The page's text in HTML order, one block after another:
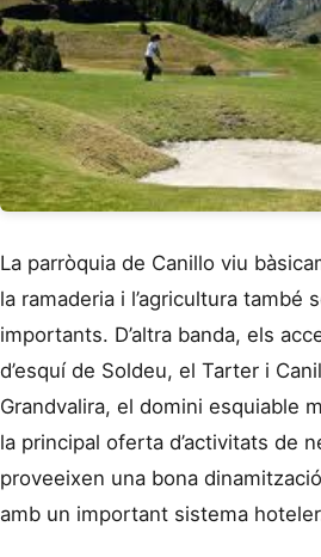
La parròquia de Canillo viu
la ramaderia i l’agricultura també
importants. D’altra banda, els
d’esquí de Soldeu, el Tarter i
Grandvalira, el domini esquiable
la principal oferta d’activitats de
proveeixen una bona
amb un important sistema